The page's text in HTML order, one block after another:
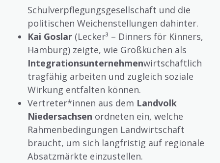
Schulverpflegungsgesellschaft und die
politischen Weichenstellungen dahinter.
Kai Goslar (Lecker³ – Dinners för Kinners,
Hamburg) zeigte, wie Großküchen als
Integrationsunternehmenwirtschaftlich
tragfähig arbeiten und zugleich soziale
Wirkung entfalten können.
Vertreter*innen aus dem Landvolk
Niedersachsen ordneten ein, welche
Rahmenbedingungen Landwirtschaft
braucht, um sich langfristig auf regionale
Absatzmärkte einzustellen.